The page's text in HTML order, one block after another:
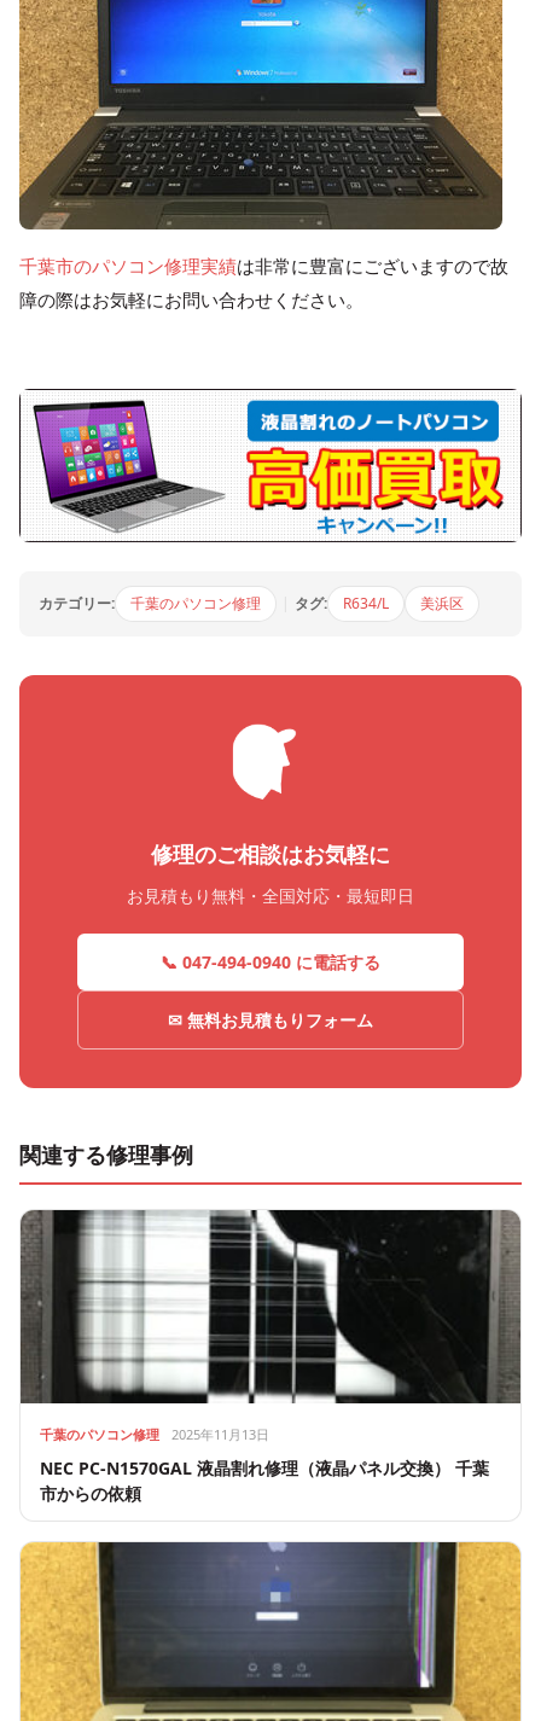
千葉市のパソコン修理実績は非常に豊富にございますので故
障の際はお気軽にお問い合わせください。
カテゴリー: 千葉のパソコン修理 タグ: R634/L 美浜区
修理のご相談はお気軽に
お見積もり無料・全国対応・最短即日
📞 047-494-0940 に電話する
✉ 無料お見積もりフォーム
関連する修理事例
千葉のパソコン修理 2025年11月13日
NEC PC-N1570GAL 液晶割れ修理（液晶パネル交換） 千葉
市からの依頼